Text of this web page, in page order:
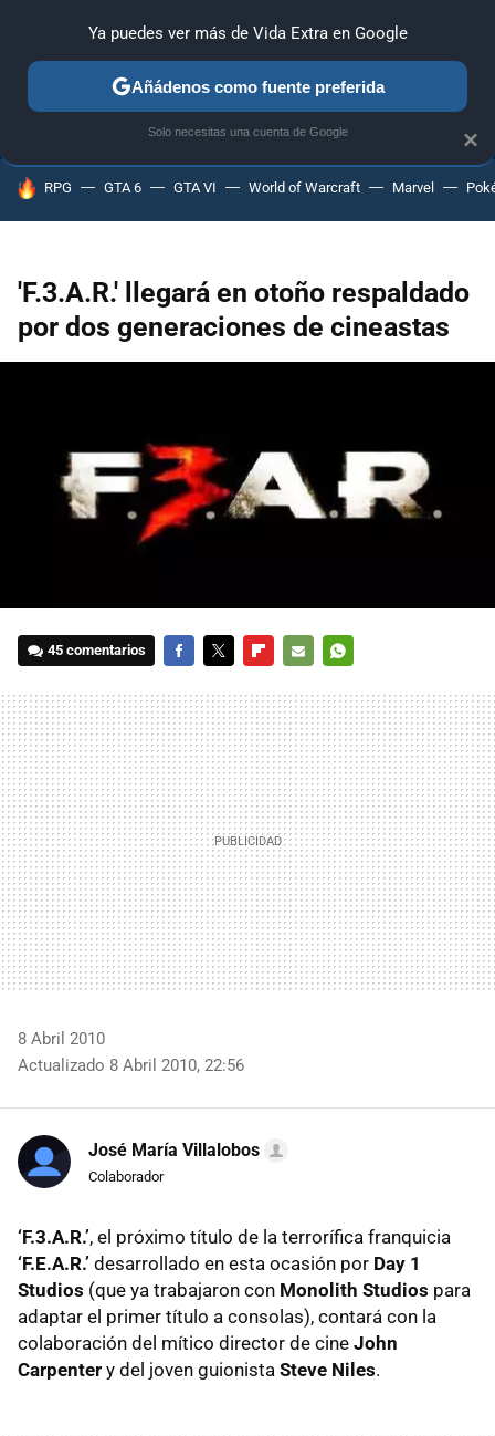
ANÁLISIS GUÍAS Y TRUCOS PC SONY NINTENDO
HOY SE HABLA DE
RPG GTA 6 GTA VI World of Warcraft Marvel
'F.3.A.R.' llegará en otoño respaldado
por dos generaciones de cineastas
45 comentarios
MAIL
8 Abril 2010
Actualizado 8 Abril 2010, 22:56
José María Villalobos
Colaborador
‘F.3.A.R.’, el próximo título de la terrorífica franquicia
‘F.E.A.R.’ desarrollado en esta ocasión por Day 1
Studios (que ya trabajaron con Monolith Studios para
adaptar el primer título a consolas), contará con la
colaboración del mítico director de cine John
Carpenter y del joven guionista Steve Niles.
×
Ya puedes ver más de Vida Extra en Google
Añádenos como fuente preferida
Solo necesitas una cuenta de Google